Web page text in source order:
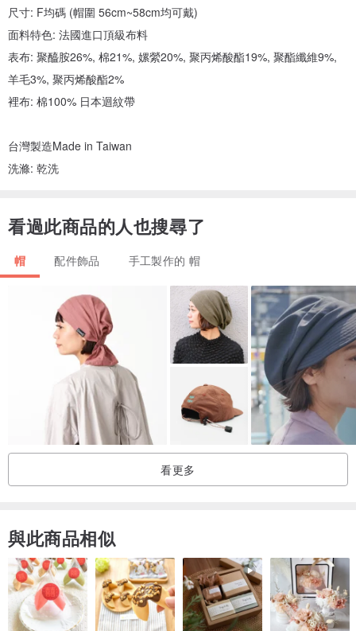
尺寸: F均碼 (帽圍 56cm~58cm均可戴)
面料特色: 法國進口頂級布料
表布: 聚醯胺26%, 棉21%, 嫘縈20%, 聚丙烯酸酯19%, 聚酯纖維9%,
羊毛3%, 聚丙烯酸酯2%
裡布: 棉100% 日本迴紋帶
台灣製造Made in Taiwan
洗滌: 乾洗
看過此商品的人也搜尋了
帽 配件飾品 手工製作的 帽
看更多
與此商品相似